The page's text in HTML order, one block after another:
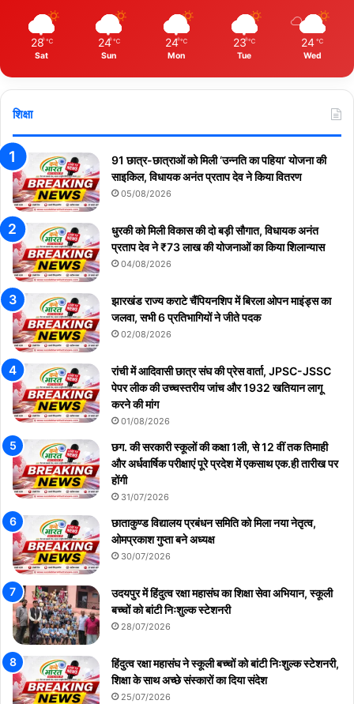
28 ℃
Sat
24 ℃
Sun
24 ℃
Mon
23 ℃
Tue
24 ℃
Wed
शिक्षा
91 छात्र-छात्राओं को मिली ‘उन्नति का पहिया’ योजना की
साइकिल, विधायक अनंत प्रताप देव ने किया वितरण
05/08/2026
धुरकी को मिली विकास की दो बड़ी सौगात, विधायक अनंत
प्रताप देव ने ₹73 लाख की योजनाओं का किया शिलान्यास
04/08/2026
झारखंड राज्य कराटे चैंपियनशिप में बिरला ओपन माइंड्स का
जलवा, सभी 6 प्रतिभागियों ने जीते पदक
02/08/2026
रांची में आदिवासी छात्र संघ की प्रेस वार्ता, JPSC-JSSC
पेपर लीक की उच्चस्तरीय जांच और 1932 खतियान लागू
करने की मांग
01/08/2026
छग. की सरकारी स्कूलों की कक्षा 1ली, से 12 वीं तक तिमाही
और अर्धवार्षिक परीक्षाएं पूरे प्रदेश में एकसाथ एक.ही तारीख पर
होंगी
31/07/2026
छाताकुण्ड विद्यालय प्रबंधन समिति को मिला नया नेतृत्व,
ओमप्रकाश गुप्ता बने अध्यक्ष
30/07/2026
उदयपुर में हिंदुत्व रक्षा महासंघ का शिक्षा सेवा अभियान, स्कूली
बच्चों को बांटी निःशुल्क स्टेशनरी
28/07/2026
हिंदुत्व रक्षा महासंघ ने स्कूली बच्चों को बांटी निःशुल्क स्टेशनरी,
शिक्षा के साथ अच्छे संस्कारों का दिया संदेश
25/07/2026